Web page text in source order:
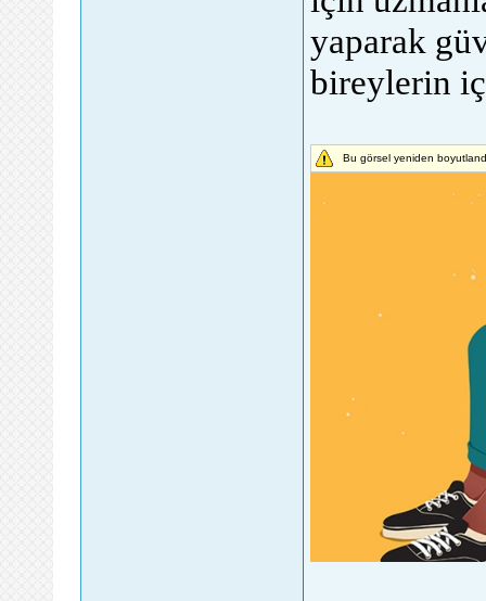
yaparak
bireylerin
Bu görsel yeniden